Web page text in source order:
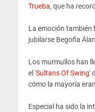
Trueba, que ha
La emoción también
jubilarse Begoña
Los murmullos han
el 'Sultans Of Swing'
cómo la mayoría
Especial ha sido la